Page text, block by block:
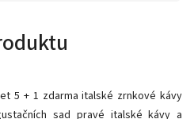
5 + 1 zdarma italské zrnkové kávy
sad pravé italské kávy a